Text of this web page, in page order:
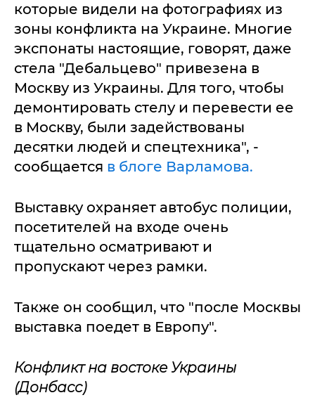
которые видели на фотографиях из
зоны конфликта на Украине. Многие
экспонаты настоящие, говорят, даже
стела "Дебальцево" привезена в
Москву из Украины. Для того, чтобы
демонтировать стелу и перевести ее
в Москву, были задействованы
десятки людей и спецтехника", -
сообщается в блоге Варламова.
Выставку охраняет автобус полиции,
посетителей на входе очень
тщательно осматривают и
пропускают через рамки.
Также он сообщил, что "после Москвы
выставка поедет в Европу".
Конфликт на востоке Украины
(Донбасс)